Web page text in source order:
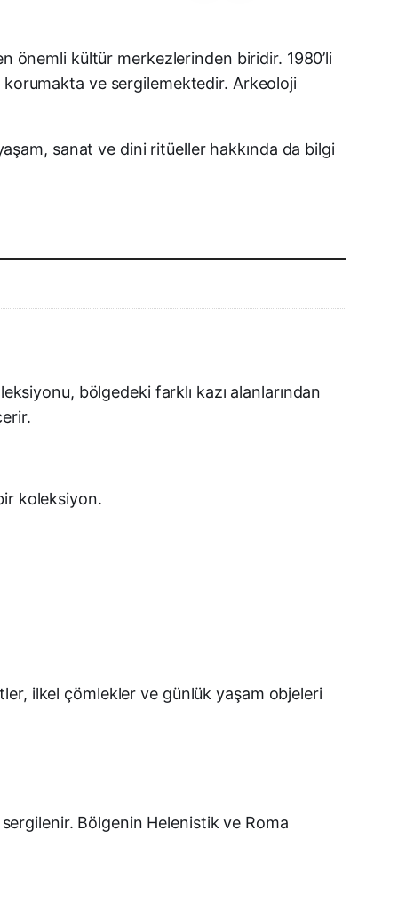
Facebook
WhatsApp
önemli kültür merkezlerinden biridir. 1980’li
korumakta ve sergilemektedir. Arkeoloji
sanat ve dini ritüeller hakkında da bilgi
bölgedeki farklı kazı alanlarından
koleksiyon.
ilkel çömlekler ve günlük yaşam objeleri
Bölgenin Helenistik ve Roma